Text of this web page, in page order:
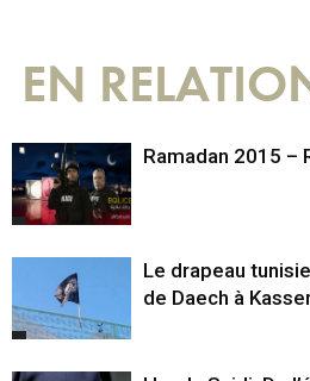
EN
Ramadan 2015 –
Le drapeau
de Daech à